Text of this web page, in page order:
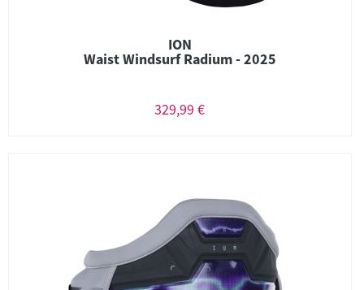
ION
Waist Windsurf Radium - 2025
329,99 €